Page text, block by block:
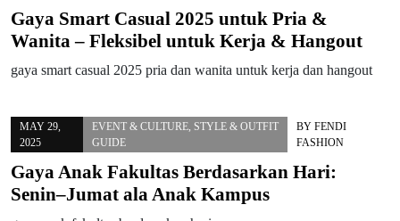
Gaya Smart Casual 2025 untuk Pria &
Wanita – Fleksibel untuk Kerja & Hangout
gaya smart casual 2025 pria dan wanita untuk kerja dan hangout
MAY 29,
2025
EVENT & CULTURE STYLE & OUTFIT
GUIDE
BYFENDI
FASHION
Gaya Anak Fakultas Berdasarkan Hari:
Senin–Jumat ala Anak Kampus